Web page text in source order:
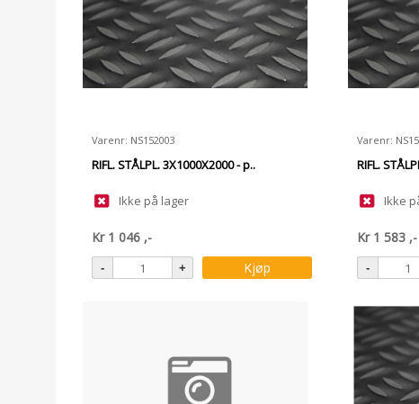
Varenr: NS152003
RIFL. STÅLPL. 3X1000X2000 - p..
Ikke på lager
Kr 1 046 ,-
Kjøp
Varenr:
RIFL.
Ikke
Kr 1 583 ,-